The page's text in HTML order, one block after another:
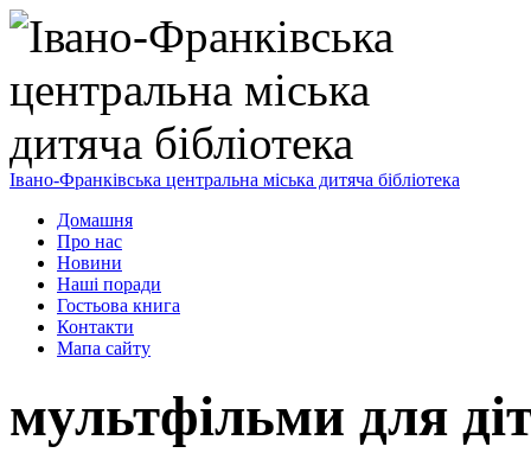
Івано-Франківська центральна міська дитяча бібліотека
Домашня
Про нас
Новини
Наші поради
Гостьова книга
Контакти
Мапа сайту
мультфільми для